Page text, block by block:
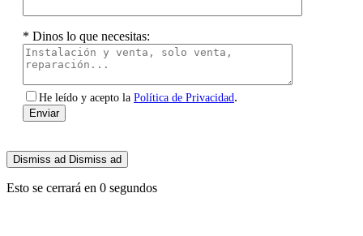
* Dinos lo que necesitas:
He leído y acepto la Política de Privacidad.
Dismiss ad Dismiss ad
Esto se cerrará en 0 segundos